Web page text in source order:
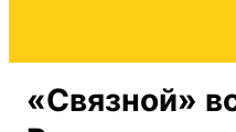
«Связной»